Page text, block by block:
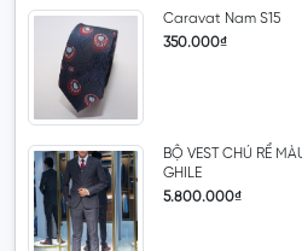
Caravat Nam S15
350.000₫
BỘ VEST CHÚ RỂ
GHILE
5.800.000₫